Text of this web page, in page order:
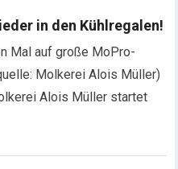
in den Kühlregalen!
Mal auf große MoPro-
Molkerei Alois Müller)
Alois Müller startet